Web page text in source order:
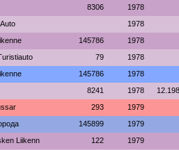
8306 1978
1978
145786 1978
79 1978
145786 1978
8241 1978
293 1979
145899 1979
Liikenn 122 1979